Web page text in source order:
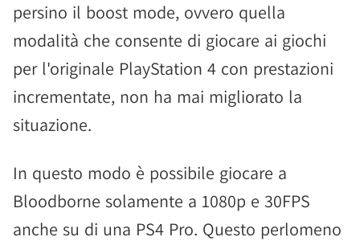
persino il boost mode, ovvero quella
modalità che consente di giocare ai giochi
per l'originale PlayStation 4 con prestazioni
incrementate, non ha mai migliorato la
situazione.
In questo modo è possibile giocare a
Bloodborne solamente a 1080p e 30FPS
anche su di una PS4 Pro. Questo perlomeno